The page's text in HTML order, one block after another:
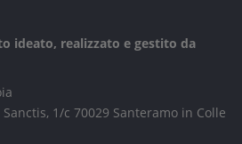
ideato, realizzato e gestito da
1/c 70029 Santeramo in Colle